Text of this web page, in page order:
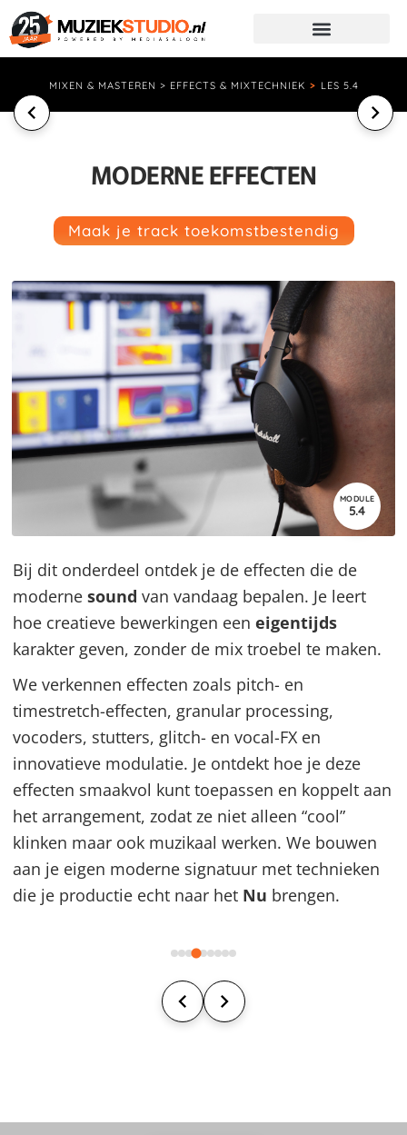
MIXEN & MASTEREN > EFFECTS & MIXTECHNIEK > LES 5.4
MODERNE EFFECTEN
Maak je track toekomstbestendig
Bij dit onderdeel ontdek je de effecten die de
modernesound van vandaag bepalen. Je leert
hoe creatieve bewerkingen eeneigentijds
karakter geven, zonder de mix troebel te maken.
We verkennen effecten zoals pitch- en
timestretch-effecten, granular processing,
vocoders, stutters, glitch- en vocal-FX en
innovatieve modulatie. Je ontdekt hoe je deze
effecten smaakvol kunt toepassen en koppelt aan
het arrangement, zodat ze niet alleen “cool”
klinken maar ook muzikaal werken. We bouwen
aan je eigen moderne signatuur met technieken
die je productie echt naar het Nu brengen.
MODULE
5.4